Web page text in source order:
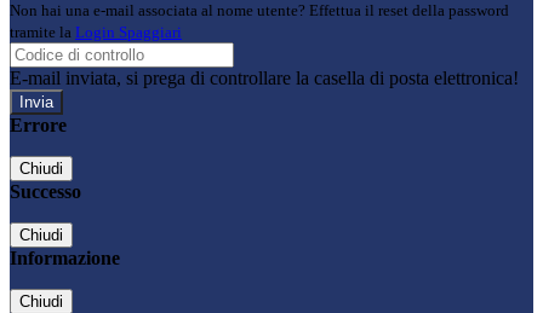
Non hai una e-mail associata al nome utente? Effettua il reset della password
tramite la Login Spaggiari
E-mail inviata, si prega di controllare la casella di posta elettronica!
Errore
Chiudi
Successo
Chiudi
Informazione
Chiudi